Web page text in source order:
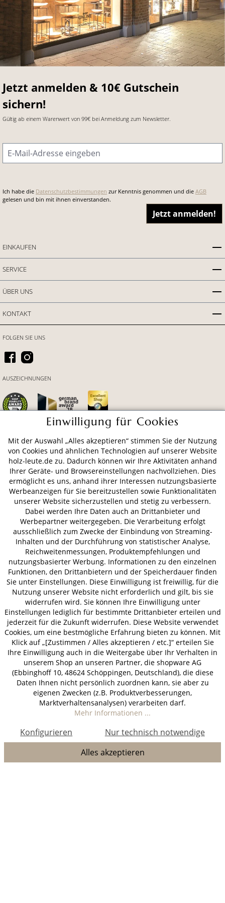
Jetzt anmelden & 10€ Gutschein
sichern!
Gültig ab einem Warenwert von 99€ bei Anmeldung zum Newsletter.
E-Mail-Adresse
Ich habe die Datenschutzbestimmungen zur Kenntnis genommen und die AGB
gelesen und bin mit ihnen einverstanden.
Jetzt anmelden!
EINKAUFEN
SERVICE
ÜBER UNS
KONTAKT
ZAHLUNGSARTEN
VERSAND
FOLGEN SIE UNS
AUSZEICHNUNGEN
AGB Datenschutz
Impressum
© 2026 HOLZ-LEUTE
* Alle Preise inkl. gesetzl. Mehrwertsteuer zzgl.Versandkosten.
Einwilligung für Cookies
Mit der Auswahl „Alles akzeptieren“ stimmen Sie der Nutzung
von Cookies und ähnlichen Technologien auf unserer Website
holz-leute.de zu. Dadurch können wir Ihre Aktivitäten anhand
Ihrer Geräte- und Browsereinstellungen nachvollziehen. Dies
ermöglicht es uns, anhand ihrer Interessen nutzungsbasierte
Werbeanzeigen für Sie bereitzustellen sowie Funktionalitäten
unserer Website sicherzustellen und stetig zu verbessern.
Dabei werden Ihre Daten auch an Drittanbieter und
Werbepartner weitergegeben. Die Verarbeitung erfolgt
ausschließlich zum Zwecke der Einbindung von Streaming-
Inhalten und der Durchführung von statistischer Analyse,
Reichweitenmessungen, Produktempfehlungen und
nutzungsbasierter Werbung. Informationen zu den einzelnen
Funktionen, den Drittanbietern und der Speicherdauer finden
Sie unter Einstellungen. Diese Einwilligung ist freiwillig, für die
Nutzung unserer Website nicht erforderlich und gilt, bis sie
widerrufen wird. Sie können Ihre Einwilligung unter
Einstellungen lediglich für bestimmte Drittanbieter erteilen und
jederzeit für die Zukunft widerrufen. Diese Website verwendet
Cookies, um eine bestmögliche Erfahrung bieten zu können. Mit
Klick auf „[Zustimmen / Alles akzeptieren / etc.]“ erteilen Sie
Ihre Einwilligung auch in die Weitergabe über Ihr Verhalten in
unserem Shop an unseren Partner, die shopware AG
(Ebbinghoff 10, 48624 Schöppingen, Deutschland), die diese
Daten Ihnen nicht persönlich zuordnen kann, sie aber zu
eigenen Zwecken (z.B. Produktverbesserungen,
Marktverhaltensanalysen) verarbeiten darf.
Mehr Informationen ...
Nur technisch notwendige
Konfigurieren
Alles akzeptieren